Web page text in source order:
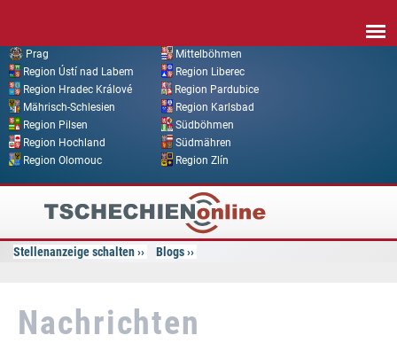
Prag
Mittelböhmen
Region Ústí nad Labem
Region Liberec
Region Hradec Králové
Region Pardubice
Mährisch-Schlesien
Region Karlsbad
Region Pilsen
Südböhmen
Region Hochland
Südmähren
Region Olomouc
Region Zlín
Tschechien
Online
Stellenanzeige schalten Blogs
Nachrichten